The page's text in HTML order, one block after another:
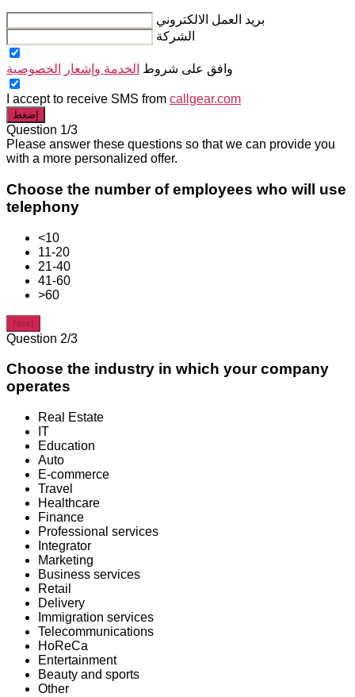
بريد العمل الالكتروني
الشركة
وافق على شروط الخدمة وإشعار الخصوصية
I accept to receive SMS from callgear.com
إضغط
Question 1/3
Please answer these questions so that we can provide you
with a more personalized offer.
Choose the number of employees who will use
telephony
<10
11-20
21-40
41-60
>60
Next
Question 2/3
Choose the industry in which your company
operates
Real Estate
IT
Education
Auto
E-commerce
Travel
Healthcare
Finance
Professional services
Integrator
Marketing
Business services
Retail
Delivery
Immigration services
Telecommunications
HoReCa
Entertainment
Beauty and sports
Other